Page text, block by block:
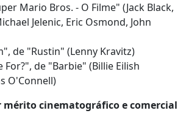
Mario Bros. - O Filme" (Jack Black,
Jelenic, Eric Osmond, John
de "Rustin" (Lenny Kravitz)
For?", de "Barbie" (Billie Eilish
O'Connell)
cinematográfico e comercial